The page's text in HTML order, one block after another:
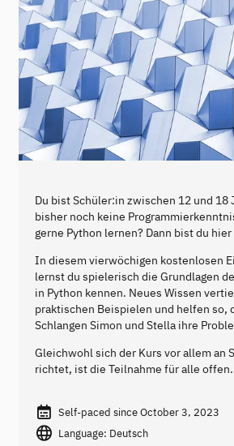
Du bist Schüler:in zwischen 12 und 18
bisher noch keine
gerne Python lernen? Dann bist du
In diesem vierwöchigen kostenlosen
lernst du spielerisch die Grundlagen
in Python kennen. Neues Wissen
praktischen Beispielen und helfen so,
Schlangen Simon und Stella ihre
Gleichwohl sich der Kurs vor allem an
richtet, ist die Teilnahme für alle offen.
Self-paced since October 3, 2023
Language: Deutsch